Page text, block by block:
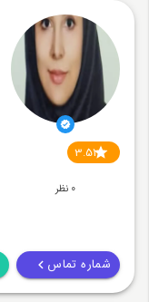
3.51
0 نظر
شماره تماس